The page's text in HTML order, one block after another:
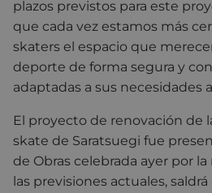
plazos previstos para este
que cada vez estamos más
skaters el espacio que
deporte de forma segura y
adaptadas a sus necesidades
El proyecto de renovación de
skate de Saratsuegi fue
de Obras celebrada ayer por la
las previsiones actuales,